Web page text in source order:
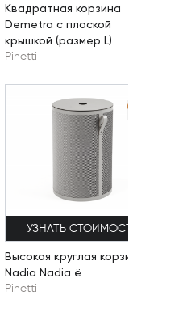
Квадратная корзина
Demetra с плоской
крышкой (размер L)
Pinetti
УЗНАТЬ СТОИМОСТЬ
Высокая круглая корзина
Nadia Nadia ё
Pinetti